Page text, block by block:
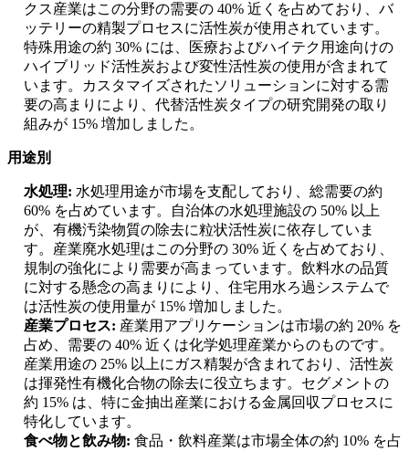
クス産業はこの分野の需要の 40% 近くを占めており、バ
ッテリーの精製プロセスに活性炭が使用されています。
特殊用途の約 30% には、医療およびハイテク用途向けの
ハイブリッド活性炭および変性活性炭の使用が含まれて
います。カスタマイズされたソリューションに対する需
要の高まりにより、代替活性炭タイプの研究開発の取り
組みが 15% 増加しました。
用途別
水処理: 水処理用途が市場を支配しており、総需要の約
60% を占めています。自治体の水処理施設の 50% 以上
が、有機汚染物質の除去に粒状活性炭に依存していま
す。産業廃水処理はこの分野の 30% 近くを占めており、
規制の強化により需要が高まっています。飲料水の品質
に対する懸念の高まりにより、住宅用水ろ過システムで
は活性炭の使用量が 15% 増加しました。
産業プロセス: 産業用アプリケーションは市場の約 20% を
占め、需要の 40% 近くは化学処理産業からのものです。
産業用途の 25% 以上にガス精製が含まれており、活性炭
は揮発性有機化合物の除去に役立ちます。セグメントの
約 15% は、特に金抽出産業における金属回収プロセスに
特化しています。
食べ物と飲み物: 食品・飲料産業は市場全体の約 10% を占